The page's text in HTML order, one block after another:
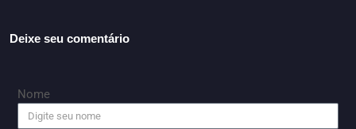
Deixe seu comentário
Nome